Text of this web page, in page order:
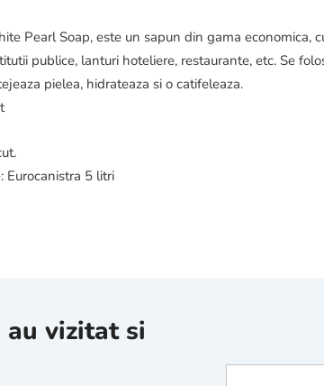
Pearl Soap, este un sapun din gama
publice, lanturi hoteliere, restaurante, etc. Se
pielea, hidrateaza si o catifeleaza.
Eurocanistra 5 litri
vizitat si